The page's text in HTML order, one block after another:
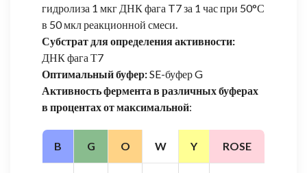
гидролиза 1 мкг ДНК фага T7 за 1 час при 50°С
в 50 мкл реакционной смеси.
Субстрат для определения активности:
ДНК фага Т7
Оптимальный буфер:SE-буфер G
Активность фермента в различных буферах
в процентах от максимальной:
B G O W Y ROSE